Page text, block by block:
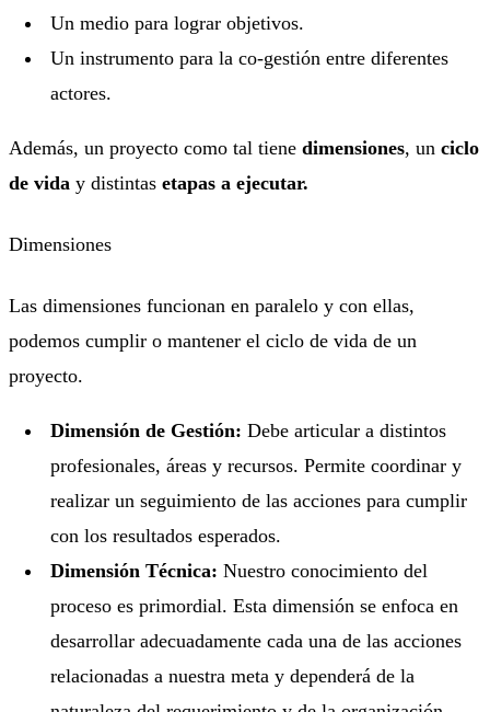
Un medio para lograr objetivos.
Un instrumento para la co-gestión entre diferentes
actores.
Además, un proyecto como tal tiene dimensiones, un ciclo
de vida y distintas etapas a ejecutar.
Dimensiones
Las dimensiones funcionan en paralelo y con ellas,
podemos cumplir o mantener el ciclo de vida de un
proyecto.
Dimensión de Gestión:Debe articular a distintos
profesionales, áreas y recursos. Permite coordinar y
realizar un seguimiento de las acciones para cumplir
con los resultados esperados.
Dimensión Técnica: Nuestro conocimiento del
proceso es primordial. Esta dimensión se enfoca en
desarrollar adecuadamente cada una de las acciones
relacionadas a nuestra meta y dependerá de la